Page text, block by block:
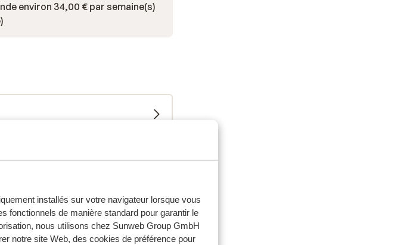
installés sur votre navigateur lorsque vous
fonctionnels de manière standard pour garantir le
nous utilisons chez Sunweb Group GmbH
notre site Web, des cookies de préférence pour
environ 34,00 € par semaine(s)